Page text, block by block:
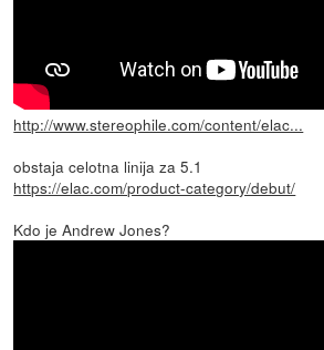
http://www.stereophile.com/content/elac...
obstaja celotna linija za 5.1
https://elac.com/product-category/debut/
Kdo je Andrew Jones?